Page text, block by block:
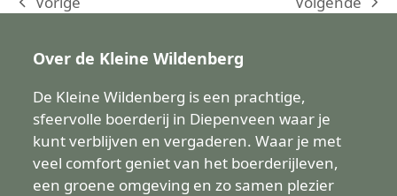
previous
next
Over de Kleine Wildenberg
De Kleine Wildenberg is een prachtige,
sfeervolle boerderij in Diepenveen waar je
kunt verblijven en vergaderen. Waar je met
veel comfort geniet van het boerderijleven,
een groene omgeving en zo samen plezier